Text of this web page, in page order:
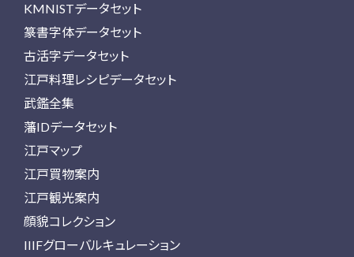
KMNISTデータセット
篆書字体データセット
古活字データセット
江戸料理レシピデータセット
武鑑全集
藩IDデータセット
江戸マップ
江戸買物案内
江戸観光案内
顔貌コレクション
IIIFグローバルキュレーション